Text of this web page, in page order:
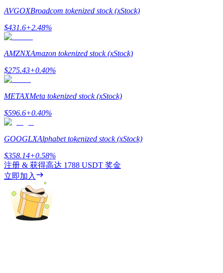
Bitrue渠道合伙人
邀请好友
邀請朋友獲得現金獎勵
AVGOXBroadcom tokenized stock (xStock)
$431.6+2.48%
AMZNXAmazon tokenized stock (xStock)
$275.43+0.40%
METAXMeta tokenized stock (xStock)
$596.6+0.40%
GOOGLXAlphabet tokenized stock (xStock)
$358.14+0.58%
注册 & 获得高达 1788 USDT 奖金
立即加入